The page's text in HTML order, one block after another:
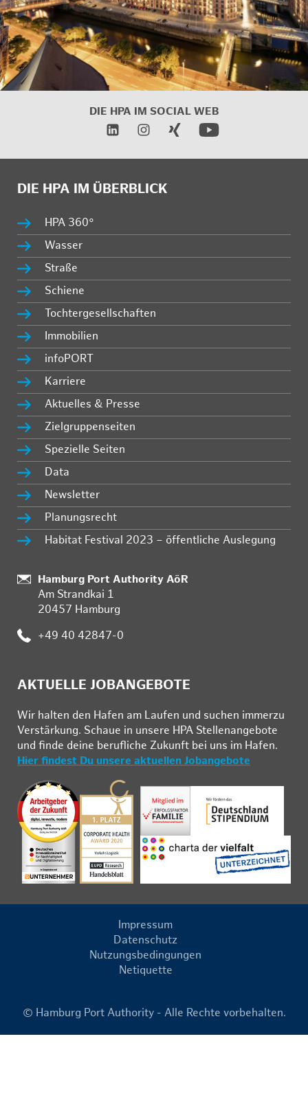
DIE HPA IM SOCIAL WEB
DIE HPA IM ÜBERBLICK
HPA 360°
Wasser
Straße
Schiene
Tochtergesellschaften
Immobilien
infoPORT
Karriere
Aktuelles & Presse
Zielgruppenseiten
Spezielle Seiten
Data
Newsletter
Planungsrecht
Habitat Festival 2023 – öffentliche Auslegung
:
Hamburg Port Authority AöR
Am Strandkai 1
20457 Hamburg
: +49 40 42847-0
AKTUELLE JOBANGEBOTE
Wir hal­ten den Ha­fen am Lau­fen und su­chen im­mer­zu
Ver­stär­kung. Schau­e in un­se­re HPA Stel­len­an­ge­bo­te
und fin­de deine be­ruf­li­che Zu­kunft bei uns im Ha­fen.
Hier findest Du unsere aktuellen Jobangebote
Impressum
Datenschutz
Nutzungsbedingungen
Netiquette
© Hamburg Port Authority - Alle Rechte vorbehalten.